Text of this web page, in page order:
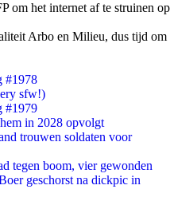
om het internet af te struinen op
Arbo en Milieu, dus tijd om
#1978
sfw!)
#1979
in 2028 opvolgt
trouwen soldaten voor
tegen boom, vier gewonden
geschorst na dickpic in